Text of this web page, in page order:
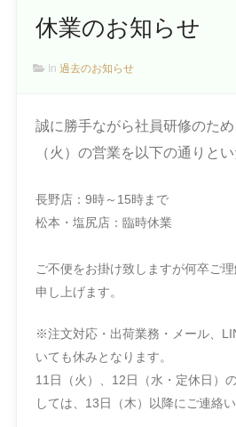
休業のお知らせ
In 過去のお知らせ
誠に勝手ながら社員研修のた
（火）の営業を以下の通りとい
長野店：9時～15時まで
松本・塩尻店：臨時休業
ご不便をお掛け致しますが何卒ご
申し上げます。
※注文対応・出荷業務・メール、
いても休みとなります。
11日（火）、12日（水・定休日）
しては、13日（木）以降にご連絡い